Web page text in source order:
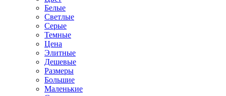
Белые
Светлые
Серые
Темные
Цена
Элитные
Дешевые
Размеры
Большие
Маленькие